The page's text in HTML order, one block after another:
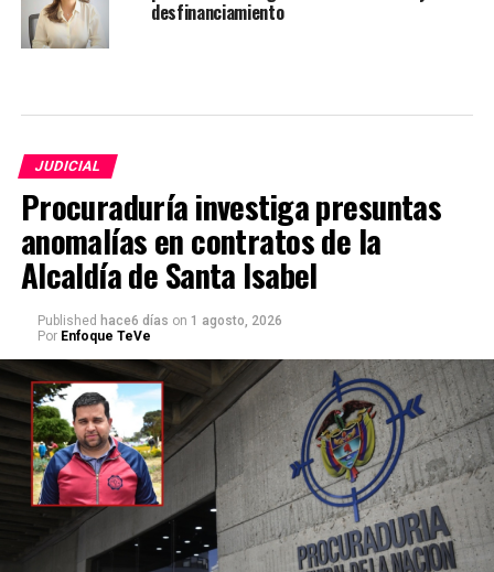
desfinanciamiento
JUDICIAL
Procuraduría investiga presuntas
anomalías en contratos de la
Alcaldía de Santa Isabel
Published hace6 días on 1 agosto, 2026
Por Enfoque TeVe